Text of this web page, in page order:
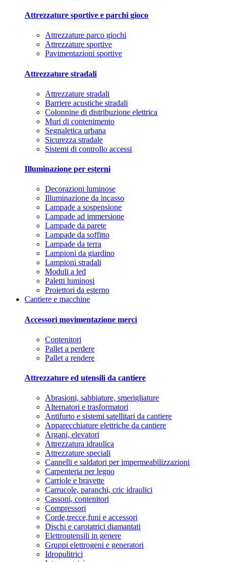
Attrezzature sportive e parchi gioco
Attrezzature parco giochi
Attrezzature sportive
Pavimentazioni sportive
Attrezzature stradali
Attrezzature stradali
Barriere acustiche stradali
Colonnine di distribuzione elettrica
Muri di contenimento
Segnaletica urbana
Sicurezza stradale
Sistemi di controllo accessi
Illuminazione per esterni
Decorazioni luminose
Illuminazione da incasso
Lampade a sospensione
Lampade ad immersione
Lampade da parete
Lampade da soffitto
Lampade da terra
Lampioni da giardino
Lampioni stradali
Moduli a led
Paletti luminosi
Proiettori da esterno
Cantiere e macchine
Accessori movimentazione merci
Contenitori
Pallet a perdere
Pallet a rendere
Attrezzature ed utensili da cantiere
Abrasioni, sabbiature, smerigliature
Alternatori e trasformatori
Antifurto e sistemi satellitari da cantiere
Apparecchiature elettriche da cantiere
Argani, elevatori
Attrezzatura idraulica
Attrezzature speciali
Cannelli e saldatori per impermeabilizzazioni
Carpenteria per legno
Carriole e bravette
Carrucole, paranchi, cric idraulici
Cassoni, contenitori
Compressori
Corde,trecce,funi e accessori
Dischi e carotatrici diamantati
Elettroutensili in genere
Gruppi elettrogeni e generatori
Idropulitrici